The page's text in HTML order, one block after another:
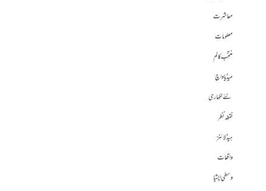
معاشرت
معلومات
منتخب کالم
میڈیا واچ
نئے لکھاری
نقطہ نظر
ہیڈلائنز
واقعات
وسطی ایشیا